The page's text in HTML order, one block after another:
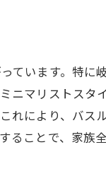
例
ムの実例
効果
います。特
ニマリストス
れにより、バ
ことで、家族